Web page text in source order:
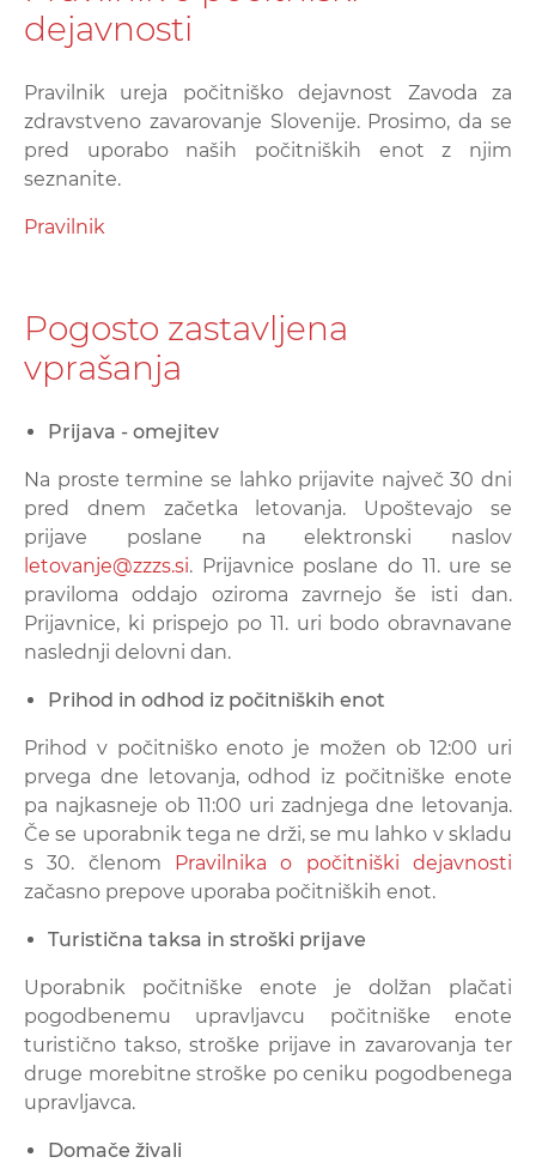
dejavnosti
Pravilnik ureja počitniško dejavnost Zavoda za
zdravstveno zavarovanje Slovenije. Prosimo, da se
pred uporabo naših počitniških enot z njim
seznanite.
Pravilnik
Pogosto zastavljena
vprašanja
Prijava - omejitev
Na proste termine se lahko prijavite največ 30 dni
pred dnem začetka letovanja. Upoštevajo se
prijave poslane na elektronski naslov
letovanje@zzzs.si. Prijavnice poslane do 11. ure se
praviloma oddajo oziroma zavrnejo še isti dan.
Prijavnice, ki prispejo po 11. uri bodo obravnavane
naslednji delovni dan.
Prihod in odhod iz počitniških enot
Prihod v počitniško enoto je možen ob 12:00 uri
prvega dne letovanja, odhod iz počitniške enote
pa najkasneje ob 11:00 uri zadnjega dne letovanja.
Če se uporabnik tega ne drži, se mu lahko v skladu
s 30. členom
Pravilnika o počitniški dejavnosti
začasno prepove uporaba počitniških enot.
Turistična taksa in stroški prijave
Uporabnik počitniške enote je dolžan plačati
pogodbenemu upravljavcu počitniške enote
turistično takso, stroške prijave in zavarovanja ter
druge morebitne stroške po ceniku pogodbenega
upravljavca.
Domače živali